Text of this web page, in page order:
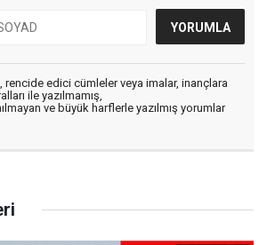
rencide edici cümleler veya imalar, inançlara
ile yazılmamış,
ve büyük harflerle yazılmış yorumlar